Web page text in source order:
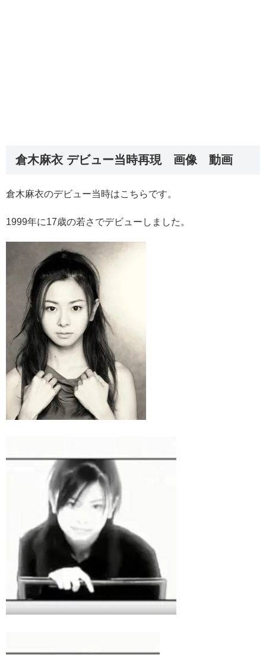
倉木麻衣 デビュー当時再現 画像 動画
倉木麻衣のデビュー当時はこちらです。
1999年に17歳の若さでデビューしました。